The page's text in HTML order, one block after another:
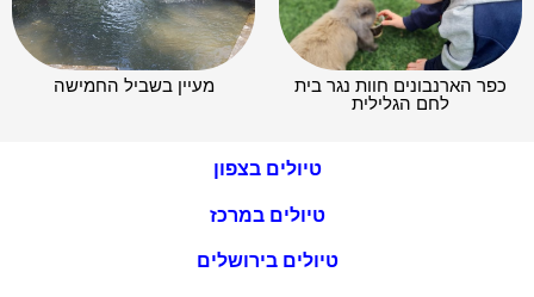
כפר הארנבונים חוות נגר בית
לחם הגלילית
מעיין בשביל החמישה
טיולים בצפון
טיולים במרכז
טיולים בירושלים